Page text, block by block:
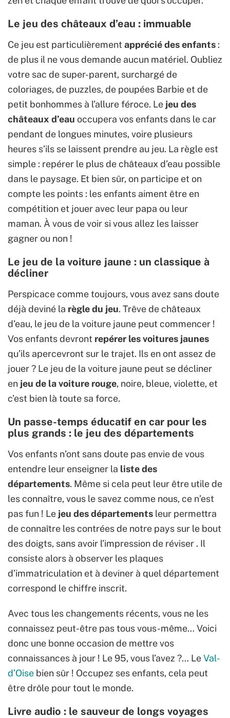
Le jeu des châteaux d’eau : immuable
Ce jeu est particulièrement apprécié des enfants :
de plus il ne vous demande aucun matériel. Oubliez
votre sac de super-parent, surchargé de
coloriages, de puzzles, de poupées Barbie et de
petit bonhommes à l’allure féroce. Le jeu des
châteaux d’eau occupera vos enfants dans le car
pendant de longues minutes, voire plusieurs
heures s’ils se laissent prendre au jeu. La règle est
simple : repérer le plus de châteaux d’eau possible
dans le paysage. Et bien sûr, on participe et on
compte les points : les enfants aiment être en
compétition et jouer avec leur papa ou leur
maman. À vous de voir si vous allez les laisser
gagner ou non !
Le jeu de la voiture jaune : un classique à
décliner
Perspicace comme toujours, vous avez sans doute
déjà deviné la règle du jeu. Trêve de châteaux
d’eau, le jeu de la voiture jaune peut commencer !
Vos enfants devront repérer les voitures jaunes
qu’ils apercevront sur le trajet. Ils en ont assez de
jouer ? Le jeu de la voiture jaune peut se décliner
en jeu de la voiture rouge, noire, bleue, violette, et
c’est bien là toute sa force.
Un passe-temps éducatif en car pour les
plus grands : le jeu des départements
Vos enfants n’ont sans doute pas envie de vous
entendre leur enseigner la liste des
départements. Même si cela peut leur être utile de
les connaître, vous le savez comme nous, ce n’est
pas fun ! Le jeu des départements leur permettra
de connaître les contrées de notre pays sur le bout
des doigts, sans avoir l’impression de réviser . Il
consiste alors à observer les plaques
d’immatriculation et à deviner à quel département
correspond le chiffre inscrit.
Avec tous les changements récents, vous ne les
connaissez peut-être pas tous vous-même… Voici
donc une bonne occasion de mettre vos
connaissances à jour ! Le 95, vous l’avez ?… LeVal-
d’Oise bien sûr ! Occupez ses enfants, cela peut
être drôle pour tout le monde.
Livre audio : le sauveur de longs voyages